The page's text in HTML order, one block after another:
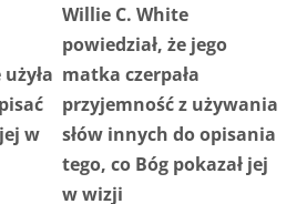
w
Willie C. White
powiedział, że jego
matka czerpała
przyjemność z używania
słów innych do opisania
tego, co Bóg pokazał jej
w wizji